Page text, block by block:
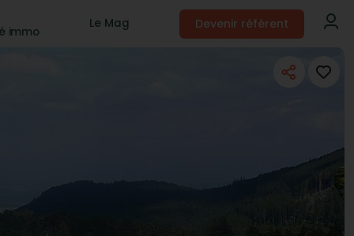
immo
Le Mag Devenir référent